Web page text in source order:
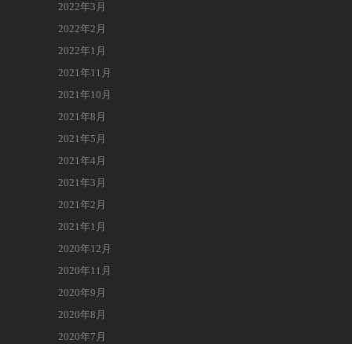
2022年3月
2022年2月
2022年1月
2021年11月
2021年10月
2021年8月
2021年5月
2021年4月
2021年3月
2021年2月
2021年1月
2020年12月
2020年11月
2020年9月
2020年8月
2020年7月